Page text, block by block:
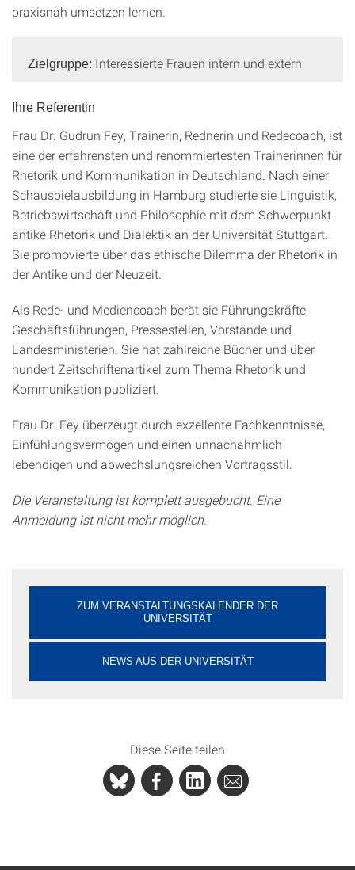
praxisnah umsetzen lernen.
Zielgruppe: Interessierte Frauen intern und extern
Ihre Referentin
Frau Dr. Gudrun Fey, Trainerin, Rednerin und Redecoach, ist
eine der erfahrensten und renommiertesten Trainerinnen für
Rhetorik und Kommunikation in Deutschland. Nach einer
Schauspielausbildung in Hamburg studierte sie Linguistik,
Betriebswirtschaft und Philosophie mit dem Schwerpunkt
antike Rhetorik und Dialektik an der Universität Stuttgart.
Sie promovierte über das ethische Dilemma der Rhetorik in
der Antike und der Neuzeit.
Als Rede- und Mediencoach berät sie Führungskräfte,
Geschäftsführungen, Pressestellen, Vorstände und
Landesministerien. Sie hat zahlreiche Bücher und über
hundert Zeitschriftenartikel zum Thema Rhetorik und
Kommunikation publiziert.
Frau Dr. Fey überzeugt durch exzellente Fachkenntnisse,
Einfühlungsvermögen und einen unnachahmlich
lebendigen und abwechslungsreichen Vortragsstil.
Die Veranstaltung ist komplett ausgebucht. Eine
Anmeldung ist nicht mehr möglich.
ZUM VERANSTALTUNGSKALENDER DER
UNIVERSITÄT
NEWS AUS DER UNIVERSITÄT
Diese Seite teilen